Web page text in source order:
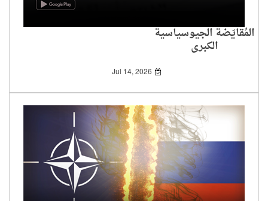
المُقايَضة الجيوسياسية
الكبرى
Jul 14, 2026